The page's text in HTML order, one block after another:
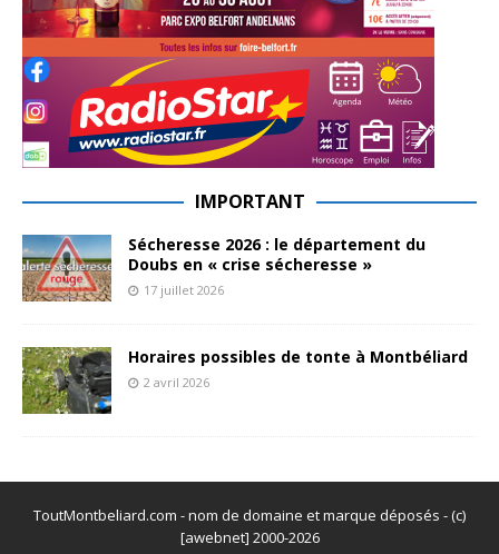
IMPORTANT
Sécheresse 2026 : le département du
Doubs en « crise sécheresse »
17 juillet 2026
Horaires possibles de tonte à Montbéliard
2 avril 2026
ToutMontbeliard.com - nom de domaine et marque déposés - (c)
[awebnet] 2000-2026